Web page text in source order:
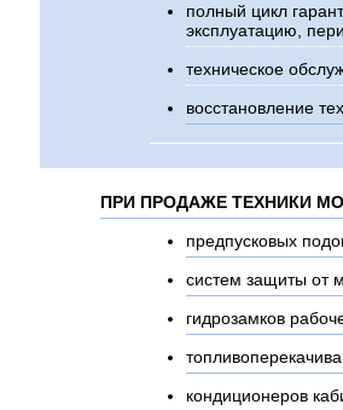
полный цикл
эксплуатацию,
техническое
восстановление
ПРИ ПРОДАЖЕ ТЕХНИКИ
предпусковых
систем защиты от
гидрозамков
кондиционеров